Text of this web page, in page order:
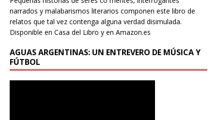
narrados y malabarismos literarios componen este libro de
relatos que tal vez contenga alguna verdad disimulada.
Disponible en Casa del Libro y en Amazon.es
AGUAS ARGENTINAS: UN ENTREVERO DE MÚSICA Y
FÚTBOL